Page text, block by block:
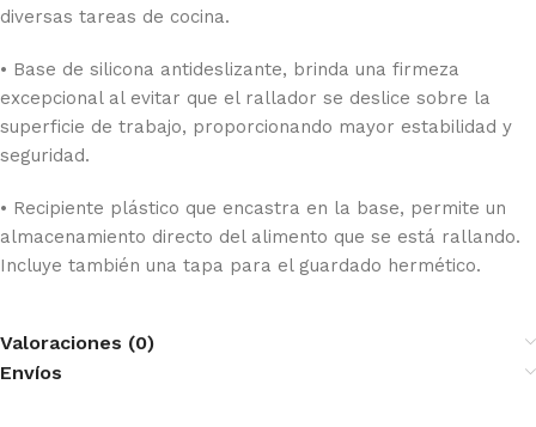
diversas tareas de cocina.
• Base de silicona antideslizante, brinda una firmeza
excepcional al evitar que el rallador se deslice sobre la
superficie de trabajo, proporcionando mayor estabilidad y
seguridad.
• Recipiente plástico que encastra en la base, permite un
almacenamiento directo del alimento que se está rallando.
Incluye también una tapa para el guardado hermético.
Valoraciones (0)
Envíos